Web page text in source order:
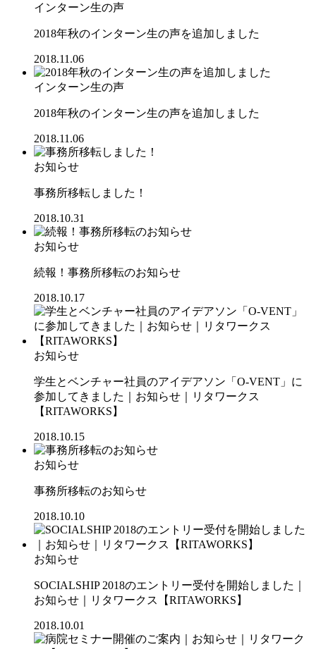
インターン生の声
2018年秋のインターン生の声を追加しました
2018.11.06
インターン生の声
2018年秋のインターン生の声を追加しました
2018.11.06
お知らせ
事務所移転しました！
2018.10.31
お知らせ
続報！事務所移転のお知らせ
2018.10.17
お知らせ
学生とベンチャー社員のアイデアソン「O-VENT」に
参加してきました｜お知らせ｜リタワークス
【RITAWORKS】
2018.10.15
お知らせ
事務所移転のお知らせ
2018.10.10
お知らせ
SOCIALSHIP 2018のエントリー受付を開始しました｜
お知らせ｜リタワークス【RITAWORKS】
2018.10.01